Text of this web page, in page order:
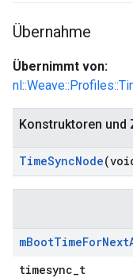
Übernahme
Übernimmt von:
Konstruktoren und
TimeSyncNode
mBootTimeForNext
timesync_t